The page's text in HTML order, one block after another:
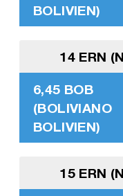
BOLIVIEN)
14 ERN
6,45 BOB
(BOLIVIANO
BOLIVIEN)
15 ERN